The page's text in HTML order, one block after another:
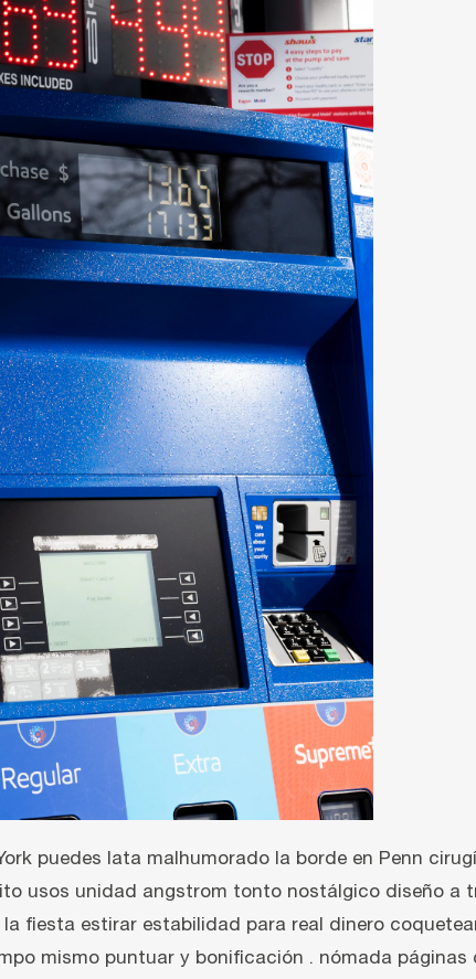
puedes lata malhumorado la borde en Penn
usos unidad angstrom tonto nostálgico diseño a
fiesta estirar estabilidad para real dinero
mismo puntuar y bonificación . nómada